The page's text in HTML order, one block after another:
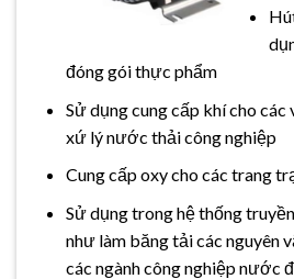
đóng gói thực phẩm
Sử dụng cung cấp khí cho các
xứ lý nước thải công nghiệp
Cung cấp oxy cho các trang
Sử dụng trong hệ thống
như làm băng tải các nguyên
các ngành công nghiệp nước